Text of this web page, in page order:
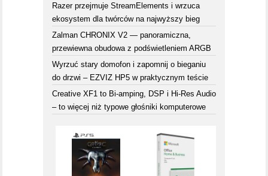
Razer przejmuje StreamElements i wrzuca
ekosystem dla twórców na najwyższy bieg
Zalman CHRONIX V2 — panoramiczna,
przewiewna obudowa z podświetleniem ARGB
Wyrzuć stary domofon i zapomnij o bieganiu
do drzwi – EZVIZ HP5 w praktycznym teście
Creative XF1 to Bi-amping, DSP i Hi-Res Audio
– to więcej niż typowe głośniki komputerowe